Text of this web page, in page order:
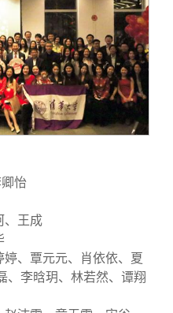
怡
、王成
、覃元元、肖依依、夏
、李晗玥、林若然、谭翔